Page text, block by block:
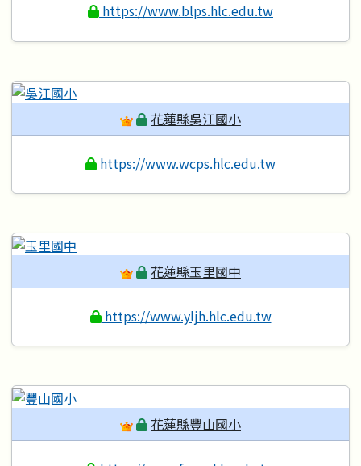
https://www.blps.hlc.edu.tw
花蓮縣吳江國小
https://www.wcps.hlc.edu.tw
花蓮縣玉里國中
https://www.yljh.hlc.edu.tw
花蓮縣豐山國小